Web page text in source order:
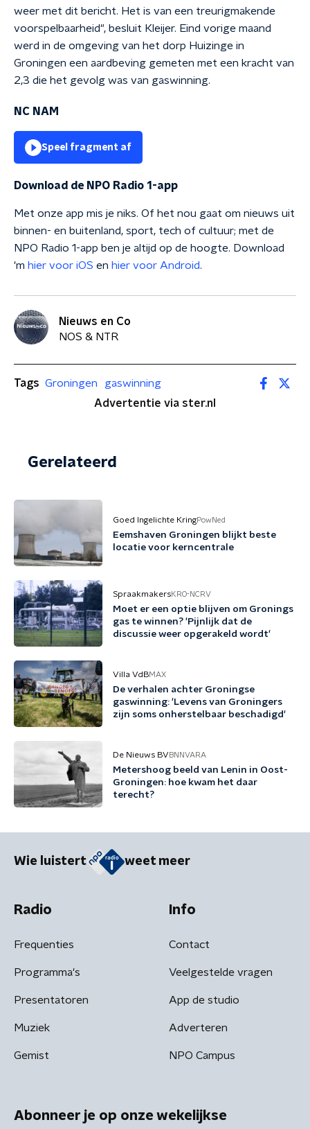
weer met dit bericht. Het is van een treurigmakende
voorspelbaarheid", besluit Kleijer. Eind vorige maand
werd in de omgeving van het dorp Huizinge in
Groningen een aardbeving gemeten met een kracht van
2,3 die het gevolg was van gaswinning.
NC NAM
Speel fragment af
Download de NPO Radio 1-app
Met onze app mis je niks. Of het nou gaat om nieuws uit
binnen- en buitenland, sport, tech of cultuur; met de
NPO Radio 1-app ben je altijd op de hoogte. Download
'm hier voor iOS en hier voor Android.
Nieuws en Co
NOS & NTR
Tags Groningen
gaswinning
Advertentie via ster.nl
Gerelateerd
Goed Ingelichte KringPowNed
Eemshaven Groningen blijkt beste
locatie voor kerncentrale
SpraakmakersKRO-NCRV
Moet er een optie blijven om Gronings
gas te winnen? 'Pijnlijk dat de
discussie weer opgerakeld wordt'
Villa VdBMAX
De verhalen achter Groningse
gaswinning: 'Levens van Groningers
zijn soms onherstelbaar beschadigd'
De Nieuws BV BNNVARA
Metershoog beeld van Lenin in Oost-
Groningen: hoe kwam het daar
terecht?
Wie luistert weet meer
Radio
Frequenties
Programma's
Presentatoren
Muziek
Gemist
Info
Contact
Veelgestelde vragen
App de studio
Adverteren
NPO Campus
Abonneer je op onze wekelijkse